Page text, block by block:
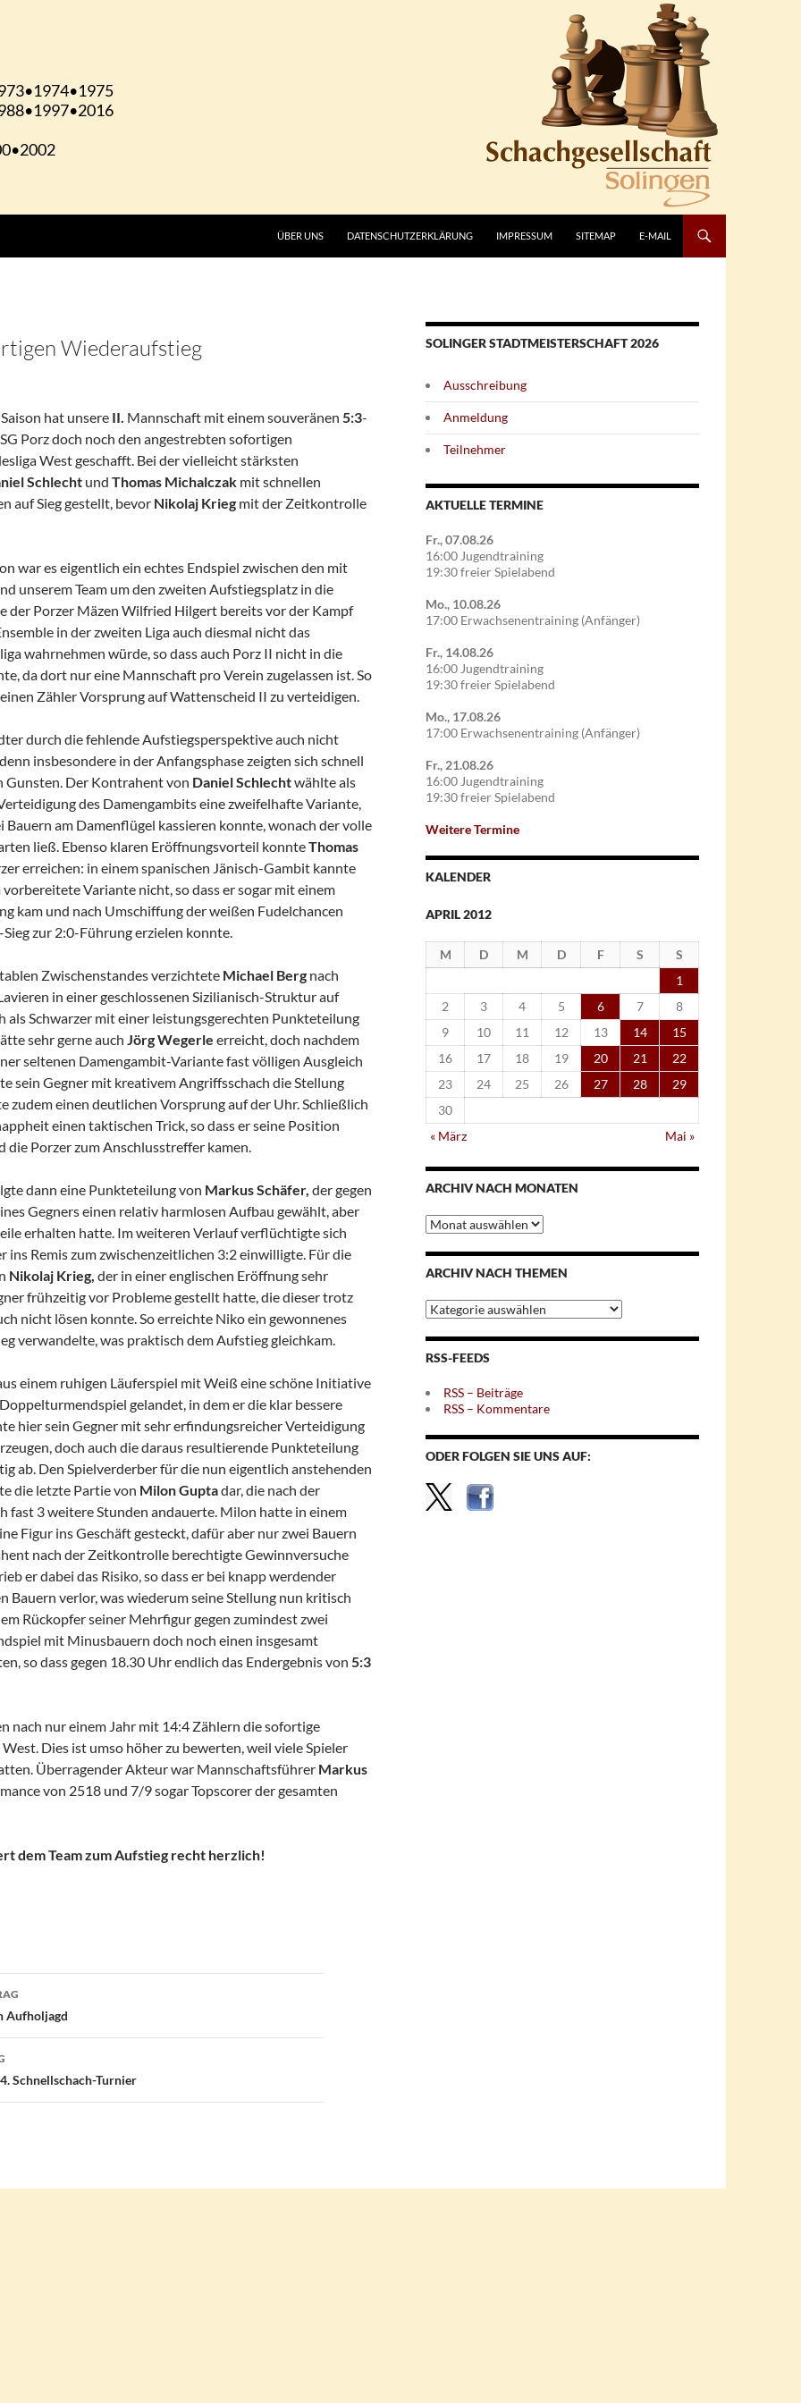
ÜBER UNS DATENSCHUTZERKLÄRUNG IMPRESSUM SITEMAP E-MAIL
Wiederaufstieg
hat unsere II. Mannschaft mit einem souveränen 5:3-
Porz doch noch den angestrebten sofortigen
West geschafft. Bei der vielleicht stärksten
Schlecht und Thomas Michalczak mit schnellen
auf Sieg gestellt, bevor Nikolaj Krieg mit der Zeitkontrolle
war es eigentlich ein echtes Endspiel zwischen den mit
unserem Team um den zweiten Aufstiegsplatz in die
der Porzer Mäzen Wilfried Hilgert bereits vor der Kampf
in der zweiten Liga auch diesmal nicht das
wahrnehmen würde, so dass auch Porz II nicht in die
da dort nur eine Mannschaft pro Verein zugelassen ist. So
Zähler Vorsprung auf Wattenscheid II zu verteidigen.
durch die fehlende Aufstiegsperspektive auch nicht
insbesondere in der Anfangsphase zeigten sich schnell
Gunsten. Der Kontrahent von Daniel Schlechtwählte als
des Damengambits eine zweifelhafte Variante,
Bauern am Damenflügel kassieren konnte, wonach der volle
ließ. Ebenso klaren Eröffnungsvorteil konnteThomas
erreichen: in einem spanischen Jänisch-Gambit kannte
Variante nicht, so dass er sogar mit einem
kam und nach Umschiffung der weißen Fudelchancen
zur 2:0-Führung erzielen konnte.
Zwischenstandes verzichtete Michael Berg nach
in einer geschlossenen Sizilianisch-Struktur auf
als Schwarzer mit einer leistungsgerechten Punkteteilung
sehr gerne auch JörgWegerle erreicht, doch nachdem
seltenen Damengambit-Variante fast völligen Ausgleich
sein Gegner mit kreativem Angriffsschach die Stellung
zudem einen deutlichen Vorsprung auf der Uhr. Schließlich
einen taktischen Trick, so dass er seine Position
die Porzer zum Anschlusstreffer kamen.
dann eine Punkteteilung von Markus Schäfer, der gegen
Gegners einen relativ harmlosen Aufbau gewählt, aber
erhalten hatte. Im weiteren Verlauf verflüchtigte sich
ins Remis zum zwischenzeitlichen 3:2 einwilligte. Für die
Nikolaj Krieg, der in einer englischen Eröffnung sehr
frühzeitig vor Probleme gestellt hatte, die dieser trotz
nicht lösen konnte. So erreichte Niko ein gewonnenes
verwandelte, was praktisch dem Aufstieg gleichkam.
einem ruhigen Läuferspiel mit Weiß eine schöne Initiative
gelandet, in dem er die klar bessere
hier sein Gegner mit sehr erfindungsreicher Verteidigung
doch auch die daraus resultierende Punkteteilung
ab. Den Spielverderber für die nun eigentlich anstehenden
die letzte Partie von Milon Guptadar, die nach der
fast 3 weitere Stunden andauerte. Milon hatte in einem
Figur ins Geschäft gesteckt, dafür aber nur zwei Bauern
nach der Zeitkontrolle berechtigte Gewinnversuche
er dabei das Risiko, so dass er bei knapp werdender
Bauern verlor, was wiederum seine Stellung nun kritisch
Rückopfer seiner Mehrfigur gegen zumindest zwei
mit Minusbauern doch noch einen insgesamt
so dass gegen 18.30 Uhr endlich das Endergebnis von 5:3
nach nur einem Jahr mit 14:4 Zählern die sofortige
Dies ist umso höher zu bewerten, weil viele Spieler
Überragender Akteur war Mannschaftsführer Markus
von 2518 und 7/9 sogar Topscorer der gesamten
dem Team zum Aufstieg recht herzlich!
Aufholjagd
Schnellschach-Turnier
SOLINGER STADTMEISTERSCHAFT 2026
Ausschreibung
Anmeldung
Teilnehmer
AKTUELLE TERMINE
Fr., 07.08.26
16:00 Jugendtraining
19:30 freier Spielabend
Mo., 10.08.26
17:00 Erwachsenentraining (Anfänger)
Fr., 14.08.26
16:00 Jugendtraining
19:30 freier Spielabend
Mo., 17.08.26
17:00 Erwachsenentraining (Anfänger)
Fr., 21.08.26
16:00 Jugendtraining
19:30 freier Spielabend
Weitere Termine
KALENDER
APRIL 2012
M D M D F S
S
1
2
3 4 5 6 7
8
9
10 11 12 13 14
15
16
17 18 19 20 21
22
23
24 25 26 27 28
29
30
« März
Mai »
ARCHIV NACH MONATEN
Archiv
nach
Monaten
ARCHIV NACH THEMEN
Archiv
nach
Themen
RSS-FEEDS
RSS – Beiträge
RSS – Kommentare
ODER FOLGEN SIE UNS AUF: